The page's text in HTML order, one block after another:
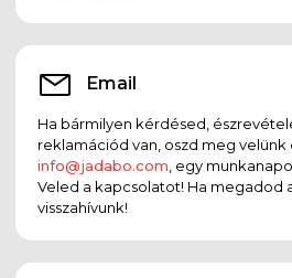
Email
Ha bármilyen kérdésed,
reklamációd van, oszd meg velünk
info@jadabo.com , egy
Veled a kapcsolatot! Ha megadod
visszahívunk!